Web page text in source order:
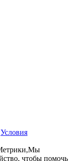
Условия
чтобы помочь